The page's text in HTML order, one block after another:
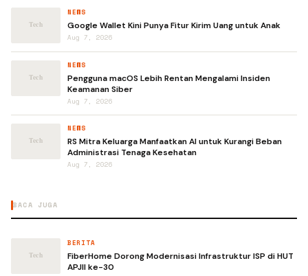
NEWS
Google Wallet Kini Punya Fitur Kirim Uang untuk Anak
Aug 7, 2026
NEWS
Pengguna macOS Lebih Rentan Mengalami Insiden
Keamanan Siber
Aug 7, 2026
NEWS
RS Mitra Keluarga Manfaatkan AI untuk Kurangi Beban
Administrasi Tenaga Kesehatan
Aug 7, 2026
BACA JUGA
BERITA
FiberHome Dorong Modernisasi Infrastruktur ISP di HUT
APJII ke-30